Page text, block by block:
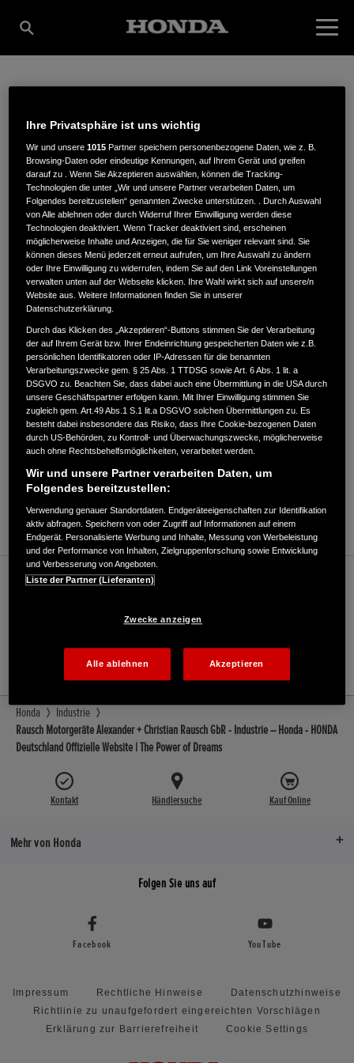
RAUSCH
MOTORGERÄTE
ALEXANDER +
CHRISTIAN RAUSCH
GBR
Gerberstr. 16,51789,Lindlar
ANFAHRTSBESCHREIBUNG ANFORDERN
WEBSITE
Verkauf / Kundendienst
Honda
Industrie
Rausch Motorgeräte Alexander + Christian Rausch GbR - Industrie – Honda - HONDA
Deutschland Offizielle Website | The Power of Dreams
Kontakt Händlersuche Kauf Online
Mehr von Honda
Folgen Sie uns auf
Facebook YouTube
Impressum Rechtliche Hinweise
Datenschutzhinweise
Richtlinie zu unaufgefordert eingereichten Vorschlägen
Erklärung zur Barrierefreiheit
Cookie Settings
Ihre Privatsphäre ist uns wichtig
Wir und unsere1015 Partner speichern personenbezogene Daten, wie z. B.
Browsing-Daten oder eindeutige Kennungen, auf Ihrem Gerät und greifen
darauf zu . Wenn Sie Akzeptieren auswählen, können die Tracking-
Technologien die unter „Wir und unsere Partner verarbeiten Daten, um
Folgendes bereitzustellen“ genannten Zwecke unterstützen. . Durch Auswahl
von Alle ablehnen oder durch Widerruf Ihrer Einwilligung werden diese
Technologien deaktiviert. Wenn Tracker deaktiviert sind, erscheinen
möglicherweise Inhalte und Anzeigen, die für Sie weniger relevant sind. Sie
können dieses Menü jederzeit erneut aufrufen, um Ihre Auswahl zu ändern
oder Ihre Einwilligung zu widerrufen, indem Sie auf den Link Voreinstellungen
verwalten unten auf der Webseite klicken. Ihre Wahl wirkt sich auf unsere/n
Website aus. Weitere Informationen finden Sie in unserer
Datenschutzerklärung.
Durch das Klicken des „Akzeptieren“-Buttons stimmen Sie der Verarbeitung
der auf Ihrem Gerät bzw. Ihrer Endeinrichtung gespeicherten Daten wie z.B.
persönlichen Identifikatoren oder IP-Adressen für die benannten
Verarbeitungszwecke gem. § 25 Abs. 1 TTDSG sowie Art. 6 Abs. 1 lit. a
DSGVO zu. Beachten Sie, dass dabei auch eine Übermittlung in die USA durch
unsere Geschäftspartner erfolgen kann. Mit Ihrer Einwilligung stimmen Sie
zugleich gem. Art.49 Abs.1 S.1 lit.a DSGVO solchen Übermittlungen zu. Es
besteht dabei insbesondere das Risiko, dass Ihre Cookie-bezogenen Daten
durch US-Behörden, zu Kontroll- und Überwachungszwecke, möglicherweise
auch ohne Rechtsbehelfsmöglichkeiten, verarbeitet werden.
Wir und unsere Partner verarbeiten Daten, um
Folgendes bereitzustellen:
Verwendung genauer Standortdaten. Endgeräteeigenschaften zur Identifikation
aktiv abfragen. Speichern von oder Zugriff auf Informationen auf einem
Endgerät. Personalisierte Werbung und Inhalte, Messung von Werbeleistung
und der Performance von Inhalten, Zielgruppenforschung sowie Entwicklung
und Verbesserung von Angeboten.
Liste der Partner (Lieferanten)
Zwecke anzeigen
Alle ablehnen Akzeptieren